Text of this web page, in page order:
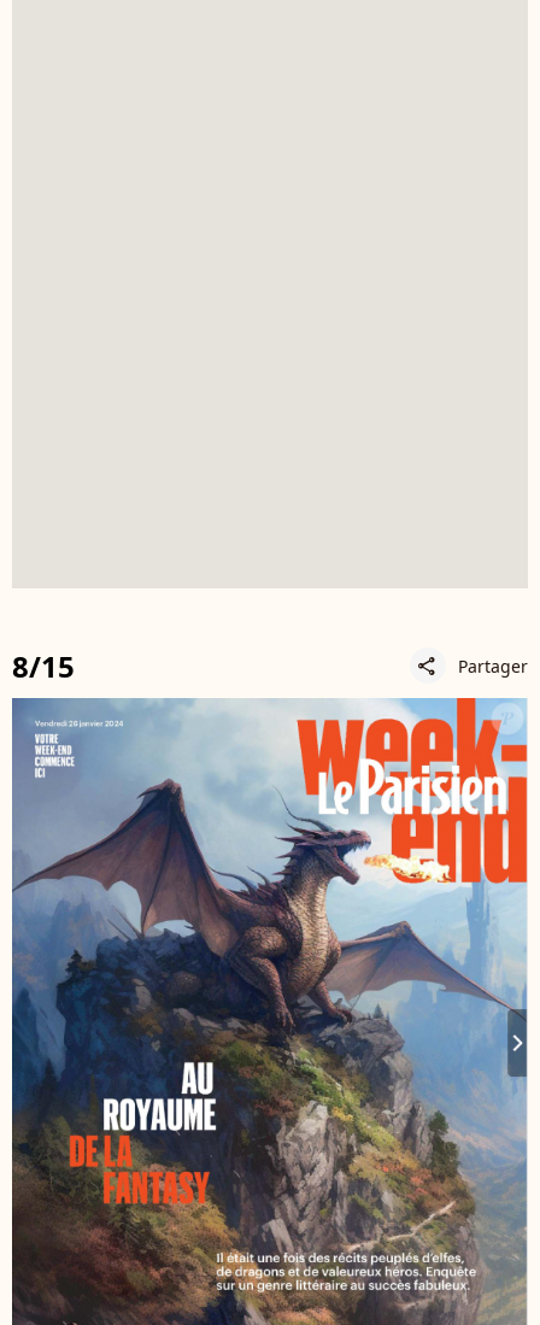
8/15 share Partager